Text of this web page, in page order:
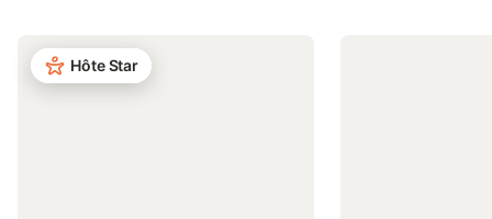
Hôte Star